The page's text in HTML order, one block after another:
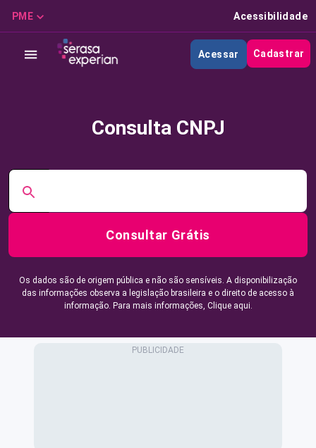
PME Acessibilidade
Acessar Cadastrar
Consulta CNPJ
Consultar Grátis
Os dados são de origem pública e não são sensíveis. A disponibilização
das informações observa a legislação brasileira e o direito de acesso à
informação. Para mais informações, Clique aqui.